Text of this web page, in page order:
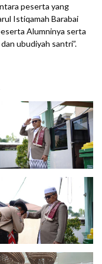
peserta yang
Istiqamah Barabai
Alumninya serta
ubudiyah santri”.